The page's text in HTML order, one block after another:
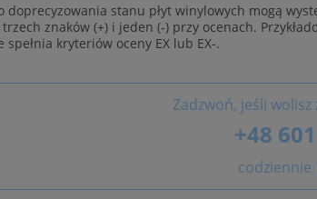
doprecyzowania stanu płyt winylowych mogą
znaków (+) i jeden (-) przy ocenach.
spełnia kryteriów oceny EX lub EX-.
Zadzwoń, jeśli
+48
codziennie